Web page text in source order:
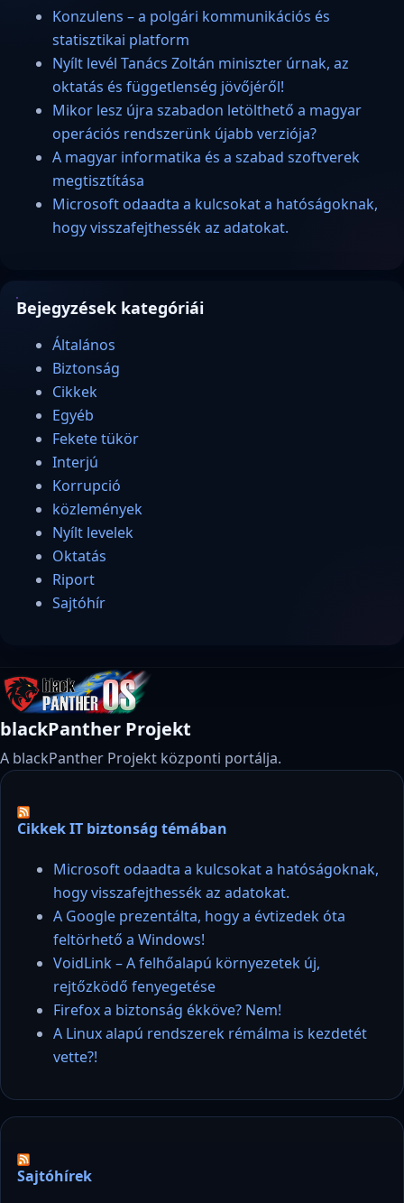
Konzulens – a polgári kommunikációs és
statisztikai platform
Nyílt levél Tanács Zoltán miniszter úrnak, az
oktatás és függetlenség jövőjéről!
Mikor lesz újra szabadon letölthető a magyar
operációs rendszerünk újabb verziója?
A magyar informatika és a szabad szoftverek
megtisztítása
Microsoft odaadta a kulcsokat a hatóságoknak,
hogy visszafejthessék az adatokat.
Bejegyzések kategóriái
Általános
Biztonság
Cikkek
Egyéb
Fekete tükör
Interjú
Korrupció
közlemények
Nyílt levelek
Oktatás
Riport
Sajtóhír
blackPanther Projekt
A blackPanther Projekt központi portálja.
Cikkek IT biztonság témában
Microsoft odaadta a kulcsokat a hatóságoknak,
hogy visszafejthessék az adatokat.
A Google prezentálta, hogy a évtizedek óta
feltörhető a Windows!
VoidLink – A felhőalapú környezetek új,
rejtőzködő fenyegetése
Firefox a biztonság ékköve? Nem!
A Linux alapú rendszerek rémálma is kezdetét
vette?!
Sajtóhírek